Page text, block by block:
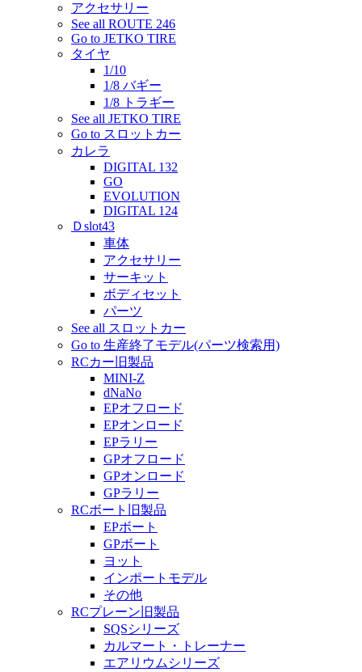
アクセサリー
See all ROUTE 246
Go to JETKO TIRE
タイヤ
1/10
1/8 バギー
1/8 トラギー
See all JETKO TIRE
Go to スロットカー
カレラ
DIGITAL 132
GO
EVOLUTION
DIGITAL 124
Ｄslot43
車体
アクセサリー
サーキット
ボディセット
パーツ
See all スロットカー
Go to 生産終了モデル(パーツ検索用)
RCカー旧製品
MINI-Z
dNaNo
EPオフロード
EPオンロード
EPラリー
GPオフロード
GPオンロード
GPラリー
RCボート旧製品
EPボート
GPボート
ヨット
インポートモデル
その他
RCプレーン旧製品
SQSシリーズ
カルマート・トレーナー
エアリウムシリーズ